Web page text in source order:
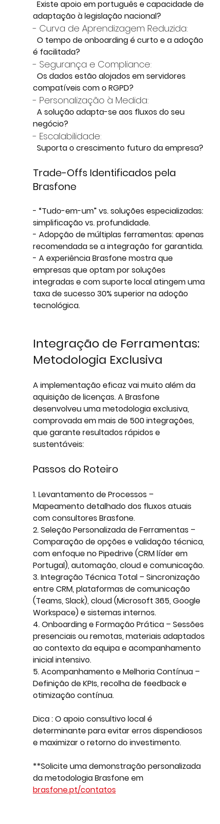
adaptação à legislação nacional?
- Curva de Aprendizagem Reduzida:
é facilitada?
- Segurança e Compliance:
compatíveis com o RGPD?
- Personalização à Medida:
negócio?
- Escalabilidade:
  Suporta o crescimento futuro da empresa?
Trade-Offs Identificados pela
Brasfone
- “Tudo-em-um” vs. soluções especializadas:
simplificação vs. profundidade.
- Adopção de múltiplas ferramentas: apenas
recomendada se a integração for garantida.
- A experiência Brasfone mostra que
empresas que optam por soluções
integradas e com suporte local atingem uma
taxa de sucesso 30% superior na adoção
tecnológica.
Integração de Ferramentas:
Metodologia Exclusiva
A implementação eficaz vai muito além da
aquisição de licenças. A Brasfone
desenvolveu uma metodologia exclusiva,
comprovada em mais de 500 integrações,
que garante resultados rápidos e
sustentáveis:
Passos do Roteiro
1. Levantamento de Processos –
Mapeamento detalhado dos fluxos atuais
com consultores Brasfone.
2. Seleção Personalizada de Ferramentas –
Comparação de opções e validação técnica,
com enfoque no Pipedrive (CRM líder em
Portugal), automação, cloud e comunicação.
3. Integração Técnica Total – Sincronização
entre CRM, plataformas de comunicação
(Teams, Slack), cloud (Microsoft 365, Google
Workspace) e sistemas internos.
4. Onboarding e Formação Prática – Sessões
presenciais ou remotas, materiais adaptados
ao contexto da equipa e acompanhamento
inicial intensivo.
5. Acompanhamento e Melhoria Contínua –
Definição de KPIs, recolha de feedback e
otimização contínua.
Dica : O apoio consultivo local é
determinante para evitar erros dispendiosos
e maximizar o retorno do investimento.
**Solicite uma demonstração personalizada
da metodologia Brasfone em
brasfone.pt/contatos